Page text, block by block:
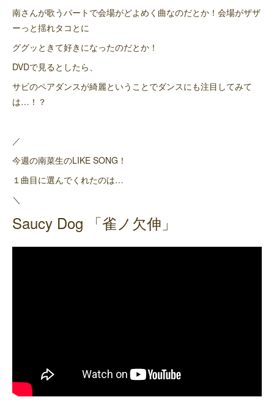
南さんが歌うパートで会場がどよめく曲なのだとか！会場がザザ
ーっと揺れタコとに
ググッときて好きになったのだとか！
DVDで見るとしたら、
サビのペアダンスが綺麗ということでダンスにも注目してみて
は…！？
／
今週の南菜生のLIKE SONG！
１曲目に選んでくれたのは…
＼
Saucy Dog 「雀ノ欠伸」